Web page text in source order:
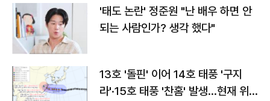
'태도 논란' 정준원 "난 배우 하면 안
되는 사람인가? 생각 했다"
13호 '돌핀' 이어 14호 태풍 '구지
라'·15호 태풍 '찬홈' 발생…현재 위